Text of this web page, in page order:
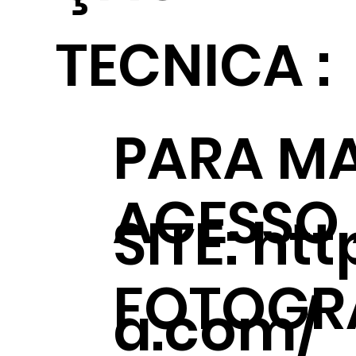
PARA
SITE:
a.com/
TECNICA :